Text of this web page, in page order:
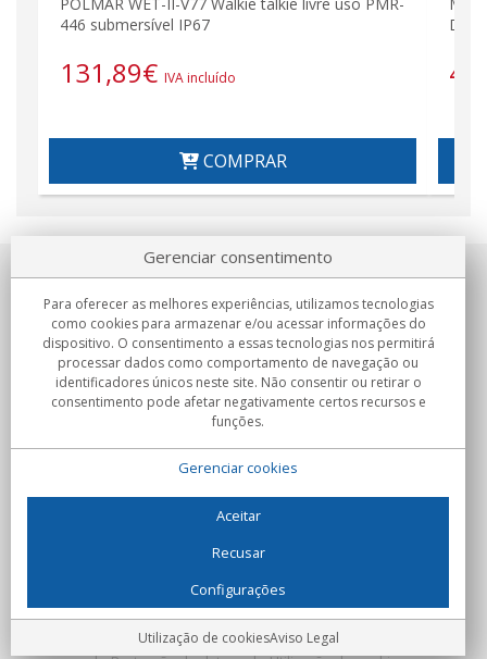
446 submersível IP67
131,89€ IVA incluído
COMPRAR
Sobre nosotros
Compromissos
Compras
C/Flassaders, 13, Nave 6, 08130 Santa Perpètua de Mogoda
(Barcelona) - Espanha
Locura Digital - Todos os direitos reservados
Gerenciar consentimento
Para oferecer as melhores experiências, utilizamos tecnologias
como cookies para armazenar e/ou acessar informações do
dispositivo. O consentimento a essas tecnologias nos permitirá
processar dados como comportamento de navegação ou
identificadores únicos neste site. Não consentir ou retirar o
consentimento pode afetar negativamente certos recursos e
funções.
Gerenciar cookies
Aceitar
Recusar
Configurações
Utilização de cookiesAviso Legal